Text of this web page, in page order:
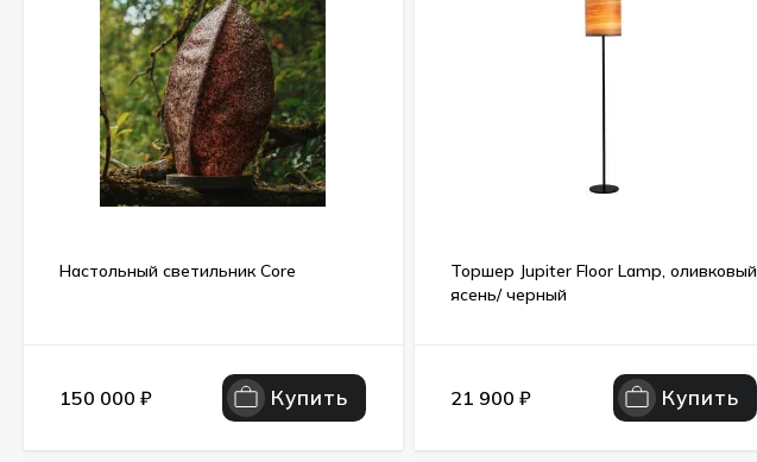
Настольный светильник Core
150 000 ₽ Купить
Торшер Jupiter Floor Lamp, оливковый
ясень/ черный
21 900 ₽ Купить